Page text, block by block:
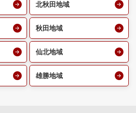
北秋田地域
秋田地域
仙北地域
雄勝地域